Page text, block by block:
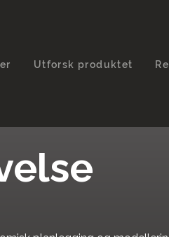
Utforsk produktet